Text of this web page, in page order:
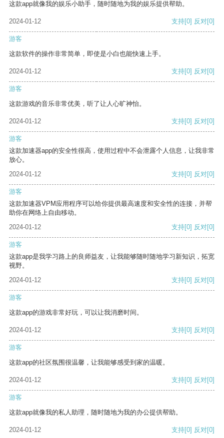
这款app就像我的娱乐小助手，随时随地为我的娱乐提供帮助。
2024-01-12 支持[0] 反对[0]
游客
这款软件的操作非常简单，即使是小白也能快速上手。
2024-01-12 支持[0] 反对[0]
游客
这款游戏的音乐非常优美，听了让人心旷神怡。
2024-01-12 支持[0] 反对[0]
游客
这款加速器app的安全性很高，使用过程中不会泄露个人信息，让我非常
放心。
2024-01-12
支持[0] 反对[0]
游客
这款加速器VPM应用程序可以给你提供最高速度和安全性的连接，并帮
助你在网络上自由移动。
2024-01-12
支持[0] 反对[0]
游客
这款app是我学习路上的良师益友，让我能够随时随地学习新知识，拓宽
视野。
2024-01-12
支持[0] 反对[0]
游客
这款app的游戏非常好玩，可以让我消磨时间。
2024-01-12 支持[0] 反对[0]
游客
这款app的社区氛围很温馨，让我能够感受到家的温暖。
2024-01-12 支持[0] 反对[0]
游客
这款app就像我的私人助理，随时随地为我的办公提供帮助。
2024-01-12 支持[0] 反对[0]